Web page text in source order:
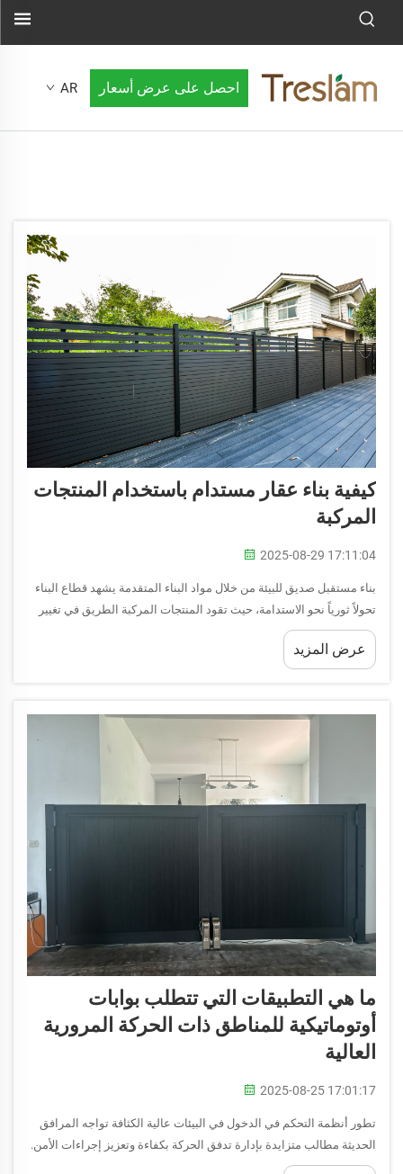
احصل على عرض أسعار AR
كيفية بناء عقار مستدام باستخدام المنتجات
المركبة
2025-08-29 17:11:04
بناء مستقبل صديق للبيئة من خلال مواد البناء المتقدمة يشهد قطاع البناء
تحولاً ثورياً نحو الاستدامة، حيث تقود المنتجات المركبة الطريق في تغيير
طريقة بناء منازلنا ومباني مكاتبنا...
عرض المزيد
ما هي التطبيقات التي تتطلب بوابات
أوتوماتيكية للمناطق ذات الحركة المرورية
العالية
2025-08-25 17:01:17
تطور أنظمة التحكم في الدخول في البيئات عالية الكثافة تواجه المرافق
الحديثة مطالب متزايدة بإدارة تدفق الحركة بكفاءة وتعزيز إجراءات الأمن.
وقد برزت البوابات الآلية كحل أساسي للمناطق ذات الكثافة العالية...